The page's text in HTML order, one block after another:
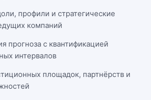
профили и стратегические
компаний
прогноза с квантификацией
интервалов
площадок, партнёрств и